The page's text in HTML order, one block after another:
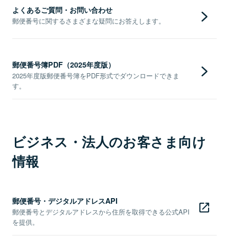
よくあるご質問・お問い合わせ
郵便番号に関するさまざまな疑問にお答えします。
郵便番号簿PDF（2025年度版）
2025年度版郵便番号簿をPDF形式でダウンロードできま
す。
ビジネス・法人のお客さま向け
情報
郵便番号・デジタルアドレスAPI
郵便番号とデジタルアドレスから住所を取得できる公式API
を提供。